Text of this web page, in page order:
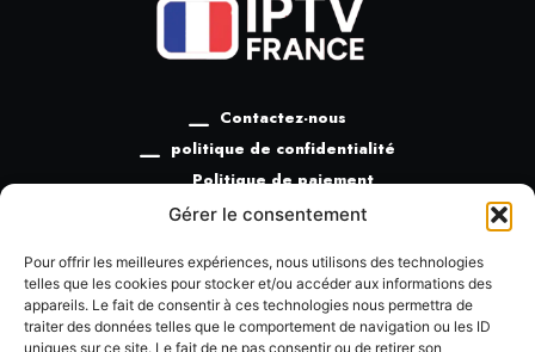
Gérer le consentement
Pour offrir les meilleures expériences, nous utilisons des technologies
telles que les cookies pour stocker et/ou accéder aux informations des
appareils. Le fait de consentir à ces technologies nous permettra de
traiter des données telles que le comportement de navigation ou les ID
uniques sur ce site. Le fait de ne pas consentir ou de retirer son
Contactez-nous
politique de confidentialité
Politique de paiement
Politique de remboursement